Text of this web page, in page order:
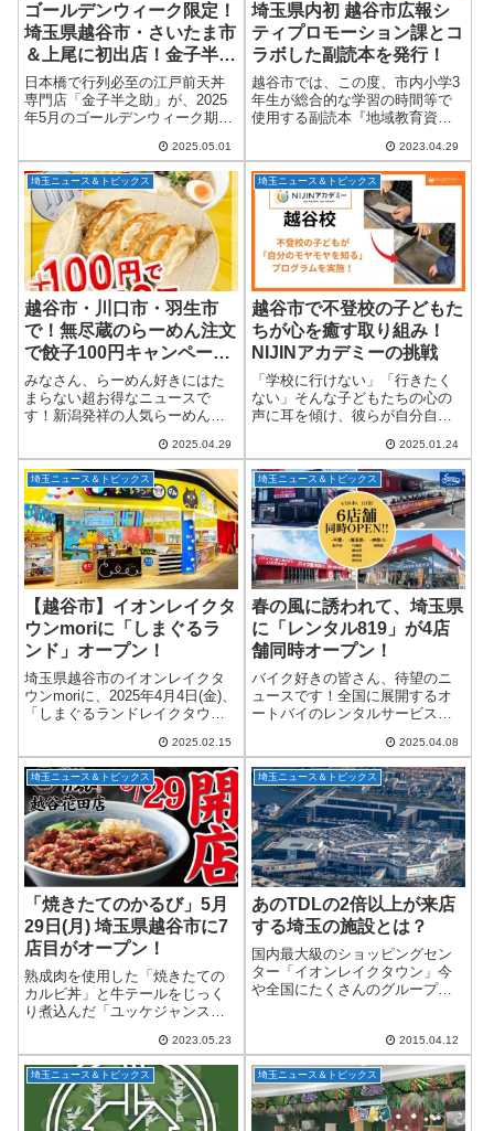
ゴールデンウィーク限定！
埼玉県越谷市・さいたま市
＆上尾に初出店！金子半之
助天丼＆天むす催事
日本橋で行列必至の江戸前天丼
専門店「金子半之助」が、2025
年5月のゴールデンウィーク期間
VARIE」やさいたま市の「ビー
ンズ武蔵浦和」、「コレもう食
べた？上尾」など、県内３か所
を含む駅ビル...
2025.05.01
埼玉県内初 越谷市広報シ
ティプロモーション課とコ
ラボした副読本を発行！
越谷市では、この度、市内小学3
年生が総合的な学習の時間等で
使用する副読本『地域教育資料
料「しらこばと」と合本）』を
制作しました。少子高齢化が急
速に進む中、本市の人口も減少
傾向の局面を迎えて...
2023.04.29
埼玉ニュース＆トピックス
越谷市・川口市・羽生市
で！無尽蔵のらーめん注文
で餃子100円キャンペーン
開催
みなさん、らーめん好きにはた
まらない超お得なニュースで
す！新潟発祥の人気らーめん店
式インスタグラムをフォローす
るだけで、なんと特製餃子が100
円（税込）になるキャンペーン
を開催します！キ...
2025.04.29
埼玉ニュース＆トピックス
越谷市で不登校の子どもた
ちが心を癒す取り組み！
NIJINアカデミーの挑戦
「学校に行けない」「行きたく
ない」そんな子どもたちの心の
声に耳を傾け、彼らが自分自身
ルタナティブスクール『NIJINア
カデミー越谷校』が、新たな取
り組みを行いました。その名も
『今年のモヤモ...
2025.01.24
埼玉ニュース＆トピックス
【越谷市】イオンレイクタ
ウンmoriに「しまぐるラ
ンド」オープン！
埼玉県越谷市のイオンレイクタ
ウンmoriに、2025年4月4日(金)、
「しまぐるランドレイクタウン
で大人気の赤ちゃん絵本『しま
しまぐるぐる』をテーマにし
た、0～3歳未満のお子さま専用
の...
2025.02.15
埼玉ニュース＆トピックス
春の風に誘われて、埼玉県
に「レンタル819」が4店
舗同時オープン！
バイク好きの皆さん、待望のニ
ュースです！全国に展開するオ
ートバイのレンタルサービス
年4月に関東エリアで6店舗を一
挙にオープン。そのうち4店舗が
埼玉県に登場するという、ライ
ダーにとっ...
2025.04.08
埼玉ニュース＆トピックス
「焼きたてのかるび」5月
29日(月) 埼玉県越谷市に7
店目がオープン！
熟成肉を使用した「焼きたての
カルビ丼」と牛テールをじっく
り煮込んだ「ユッケジャンスー
び』７号店を、2023年5月29日
(月)に埼玉県越谷市にオープンい
たします。７号店『焼きたての
かるび 越...
2023.05.23
埼玉ニュース＆トピックス
あのTDLの2倍以上が来店
する埼玉の施設とは？
国内最大級のショッピングセン
ター「イオンレイクタウン」今
や全国にたくさんのグループ店
市に構える「イオンレイクタウ
ン」は国内最大級のショッピン
グセンターと言われて...
2015.04.12
埼玉ニュース＆トピックス 埼玉ニュース＆トピックス